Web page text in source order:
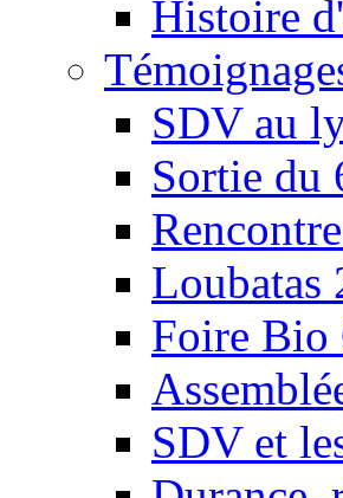
Histoire
SDV au
Sortie du
Loubatas
Foire Bio
SDV et